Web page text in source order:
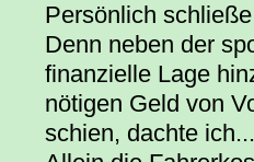
Persönlich
Denn neben der
finanzielle Lage
nötigen Geld von
schien, dachte ich...